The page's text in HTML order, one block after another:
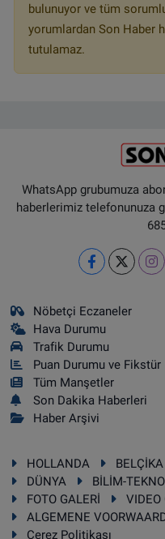
bulunuyor ve tüm
yorumlardan Son Haber
tutulamaz.
WhatsApp grubumuza
haberlerimiz telefonunuza
Nöbetçi Eczaneler
Hava Durumu
Trafik Durumu
Puan Durumu ve Fikstür
Tüm Manşetler
Son Dakika Haberleri
Haber Arşivi
HOLLANDA BELÇİKA
DÜNYA
BİLİM-
FOTO GALERİ
VIDEO
ALGEMENE
Çerez Politikası